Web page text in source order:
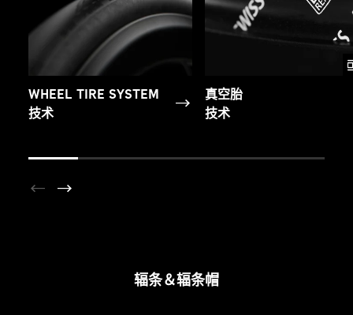
WHEEL TIRE SYSTEM
技术
真空胎
技术
辐条＆辐条帽